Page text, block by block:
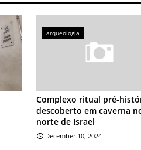
arqueologia
Complexo ritual pré-
descoberto em caverna
norte de Israel
December 10, 2024